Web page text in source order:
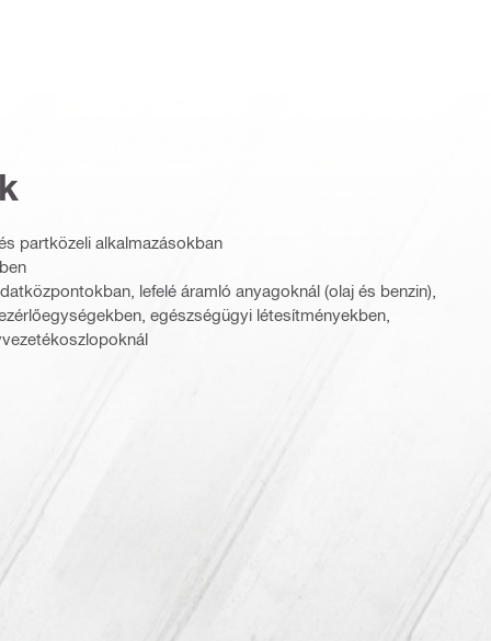
partközeli alkalmazásokban
lefelé áramló anyagoknál (olaj és benzin),
egészségügyi létesítményekben,